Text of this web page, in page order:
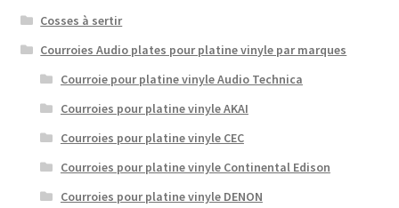
Cosses à sertir
Courroies Audio plates pour platine vinyle par marques
Courroie pour platine vinyle Audio Technica
Courroies pour platine vinyle AKAI
Courroies pour platine vinyle CEC
Courroies pour platine vinyle Continental Edison
Courroies pour platine vinyle DENON